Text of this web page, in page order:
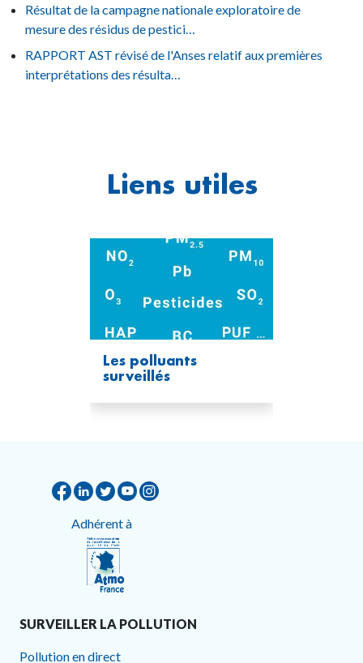
Résultat de la campagne nationale exploratoire de
mesure des résidus de pestici…
RAPPORT AST révisé de l'Anses relatif aux premières
interprétations des résulta…
Liens utiles
Les polluants
surveillés
Adhérent à
SURVEILLER LA POLLUTION
Pollution en direct